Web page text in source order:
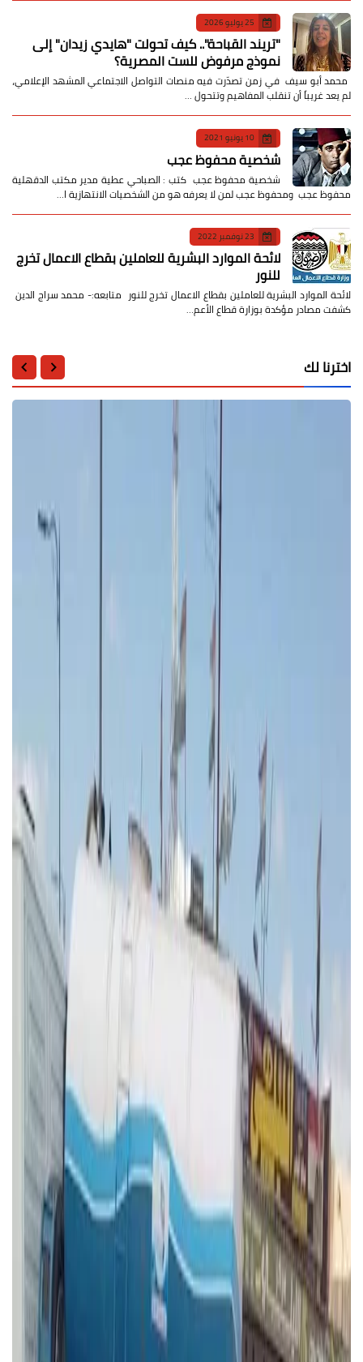
25 يوليو 2026
​"تريند القباحة".. كيف تحولت "هايدي زيدان" إلى
نموذج مرفوض للست المصرية؟
​ محمد أبو سيف ​في زمن تصدّرت فيه منصات التواصل الاجتماعي المشهد الإعلامي،
لم يعد غريباً أن تنقلب المفاهيم وتتحول …
10 يونيو 2021
شخصية محفوظ عجب
شخصية محفوظ عجب كتب : الصباحي عطية مدير مكتب الدقهلية
محفوظ عجب ومحفوظ عجب لمن لا يعرفه هو من الشخصيات الانتهازية ا…
23 نوفمبر 2022
لائحة الموارد البشرية للعاملين بقطاع الاعمال تخرج
للنور
لائحة الموارد البشرية للعاملين بقطاع الاعمال تخرج للنور متابعه:- محمد سراج الدين
كشفت مصادر مؤكدة بوزارة قطاع الأعم…
اخترنا لك